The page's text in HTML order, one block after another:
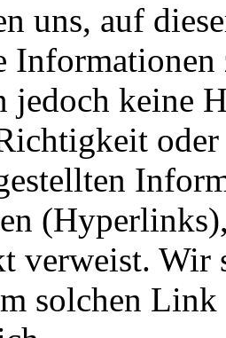
uns, auf
jedoch keine
verweist. Wir
solchen